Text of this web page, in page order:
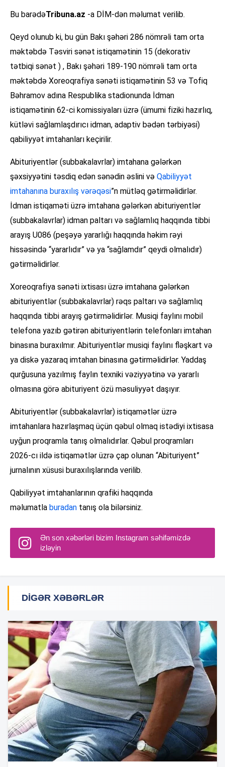
Bu barədəTribuna.az -a DİM-dən məlumat verilib.
Qeyd olunub ki, bu gün Bakı şəhəri 286 nömrəli tam orta
məktəbdə Təsviri sənət istiqamətinin 15 (dekorativ
tətbiqi sənət ) , Bakı şəhəri 189-190 nömrəli tam orta
məktəbdə Xoreoqrafiya sənəti istiqamətinin 53 və Tofiq
Bəhramov adına Respublika stadionunda İdman
istiqamətinin 62-ci komissiyaları üzrə (ümumi fiziki hazırlıq,
kütləvi sağlamlaşdırıcı idman, adaptiv bədən tərbiyəsi)
qabiliyyət imtahanları keçirilir.
Abituriyentlər (subbakalavrlar) imtahana gələrkən
şəxsiyyətini təsdiq edən sənədin əslini və Qabiliyyət
imtahanına buraxılış vərəqəsi”n mütləq gətirməlidirlər.
İdman istiqaməti üzrə imtahana gələrkən abituriyentlər
(subbakalavrlar) idman paltarı və sağlamlıq haqqında tibbi
arayış U086 (peşəyə yararlığı haqqında həkim rəyi
hissəsində “yararlıdır” və ya “sağlamdır” qeydi olmalıdır)
gətirməlidirlər.
Xoreoqrafiya sənəti ixtisası üzrə imtahana gələrkən
abituriyentlər (subbakalavrlar) rəqs paltarı və sağlamlıq
haqqında tibbi arayış gətirməlidirlər. Musiqi faylını mobil
telefona yazıb gətirən abituriyentlərin telefonları imtahan
binasına buraxılmır. Abituriyentlər musiqi faylını fləşkart və
ya diskə yazaraq imtahan binasına gətirməlidirlər. Yaddaş
qurğusuna yazılmış faylın texniki vəziyyətinə və yararlı
olmasına görə abituriyent özü məsuliyyət daşıyır.
Abituriyentlər (subbakalavrlar) istiqamətlər üzrə
imtahanlara hazırlaşmaq üçün qəbul olmaq istədiyi ixtisasa
uyğun proqramla tanış olmalıdırlar. Qəbul proqramları
2026-cı ildə istiqamətlər üzrə çap olunan “Abituriyent”
jurnalının xüsusi buraxılışlarında verilib.
Qabiliyyət imtahanlarının qrafiki haqqında
məlumatla buradan tanış ola bilərsiniz.
Ən son xəbərləri bizim Instagram səhifəmizdə
izləyin
DIGƏR XƏBƏRLƏR